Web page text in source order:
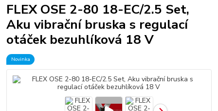
FLEX OSE 2-80 18-EC/2.5 Set,
Aku vibrační bruska s regulací
otáček bezuhlíková 18 V
Novinka